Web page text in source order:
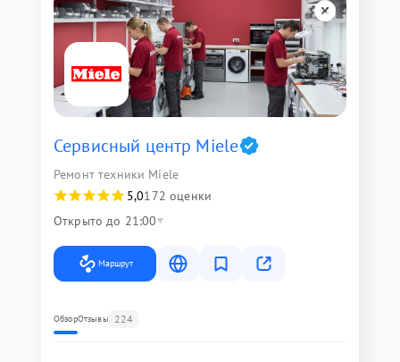
Сервисный центр Miele
Ремонт техники Miele
5,0172 оценки
Открыто до 21:00
Маршрут
ОбзорОтзывы 224